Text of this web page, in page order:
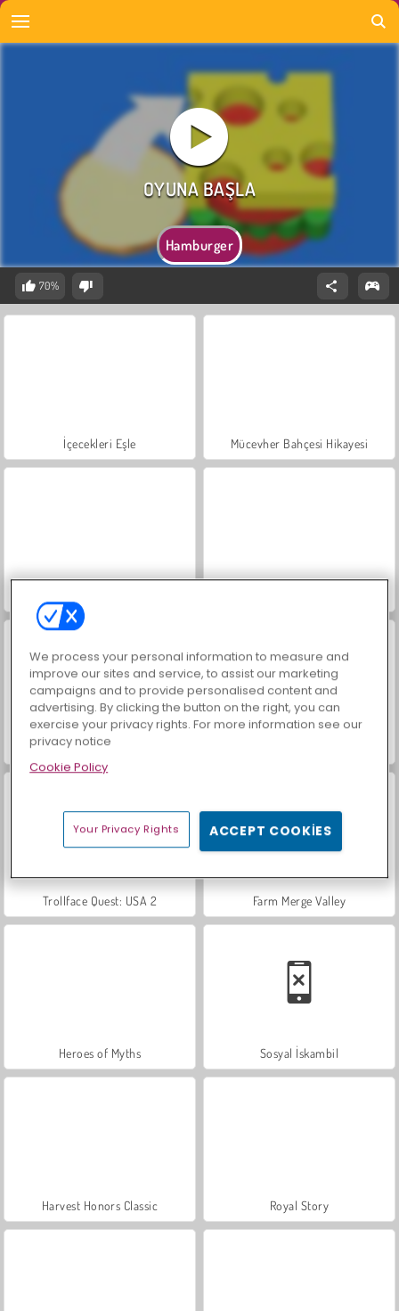
Hamburger
70%
İçecekleri Eşle Mücevher Bahçesi Hikayesi
Masha and the Bear: Meadows
Trollface Quest: USA 2 Farm Merge Valley
Heroes of Myths Sosyal İskambil
Harvest Honors Classic Royal Story
We process your personal information to measure and
improve our sites and service, to assist our marketing
campaigns and to provide personalised content and
advertising. By clicking the button on the right, you can
exercise your privacy rights. For more information see our
privacy notice
Cookie Policy
Your Privacy Rights ACCEPT COOKIES